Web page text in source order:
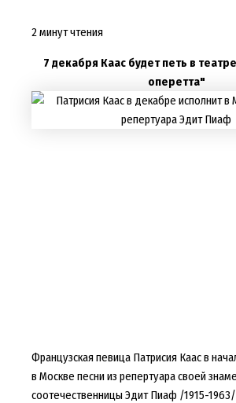
2 минут чтения
7 декабря Каас будет петь в
оперетта"
Французская певица Патрисия Каас в
в Москве песни из репертуара своей
соотечественницы Эдит Пиаф /1915-